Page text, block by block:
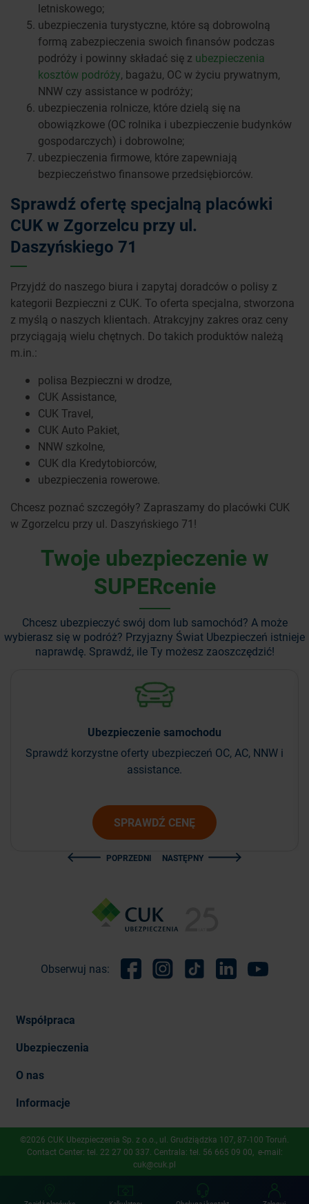
letniskowego;
ubezpieczenia turystyczne, które są dobrowolną
formą zabezpieczenia swoich finansów podczas
podróży i powinny składać się z ubezpieczenia
kosztów podróży, bagażu, OC w życiu prywatnym,
NNW czy assistance w podróży;
ubezpieczenia rolnicze, które dzielą się na
obowiązkowe (OC rolnika i ubezpieczenie budynków
gospodarczych) i dobrowolne;
ubezpieczenia firmowe, które zapewniają
bezpieczeństwo finansowe przedsiębiorców.
Sprawdź ofertę specjalną placówki
CUK w Zgorzelcu przy ul.
Daszyńskiego 71
Przyjdź do naszego biura i zapytaj doradców o polisy z
kategorii Bezpieczni z CUK. To oferta specjalna, stworzona
z myślą o naszych klientach. Atrakcyjny zakres oraz ceny
przyciągają wielu chętnych. Do takich produktów należą
m.in.:
polisa Bezpieczni w drodze,
CUK Assistance,
CUK Travel,
CUK Auto Pakiet,
NNW szkolne,
CUK dla Kredytobiorców,
ubezpieczenia rowerowe.
Chcesz poznać szczegóły? Zapraszamy do placówki CUK
w Zgorzelcu przy ul. Daszyńskiego 71!
Twoje ubezpieczenie w
SUPERcenie
Chcesz ubezpieczyć swój dom lub samochód? A może
wybierasz się w podróż? Przyjazny Świat Ubezpieczeń istnieje
naprawdę. Sprawdź, ile Ty możesz zaoszczędzić!
Ubezpieczenie samochodu
Sprawdź korzystne oferty ubezpieczeń OC, AC, NNW i
assistance.
SPRAWDŹ CENĘ
POPRZEDNI NASTĘPNY
Obserwuj nas:
Współpraca
Ubezpieczenia
O nas
Informacje
©2026 CUK Ubezpieczenia Sp. z o.o., ​ul. Grudziądzka 107, 87-100 Toruń.
Contact Center: tel. 22 27 00 337. Centrala: tel. 56 665 09 00, e-mail:
cuk@cuk.pl